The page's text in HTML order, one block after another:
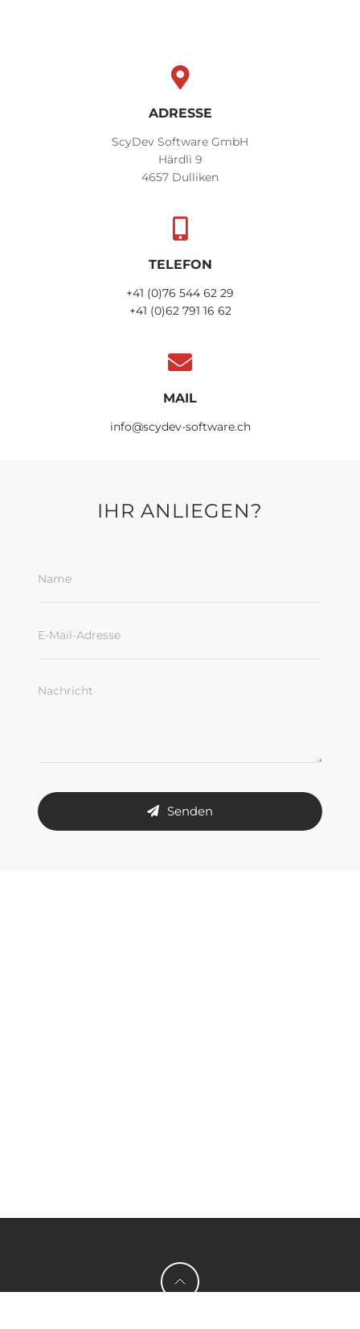
ADRESSE
ScyDev Software GmbH
Härdli 9
4657 Dulliken
TELEFON
+41 (0)76 544 62 29
+41 (0)62 791 16 62
MAIL
info@scydev-software.ch
IHR ANLIEGEN?
Senden